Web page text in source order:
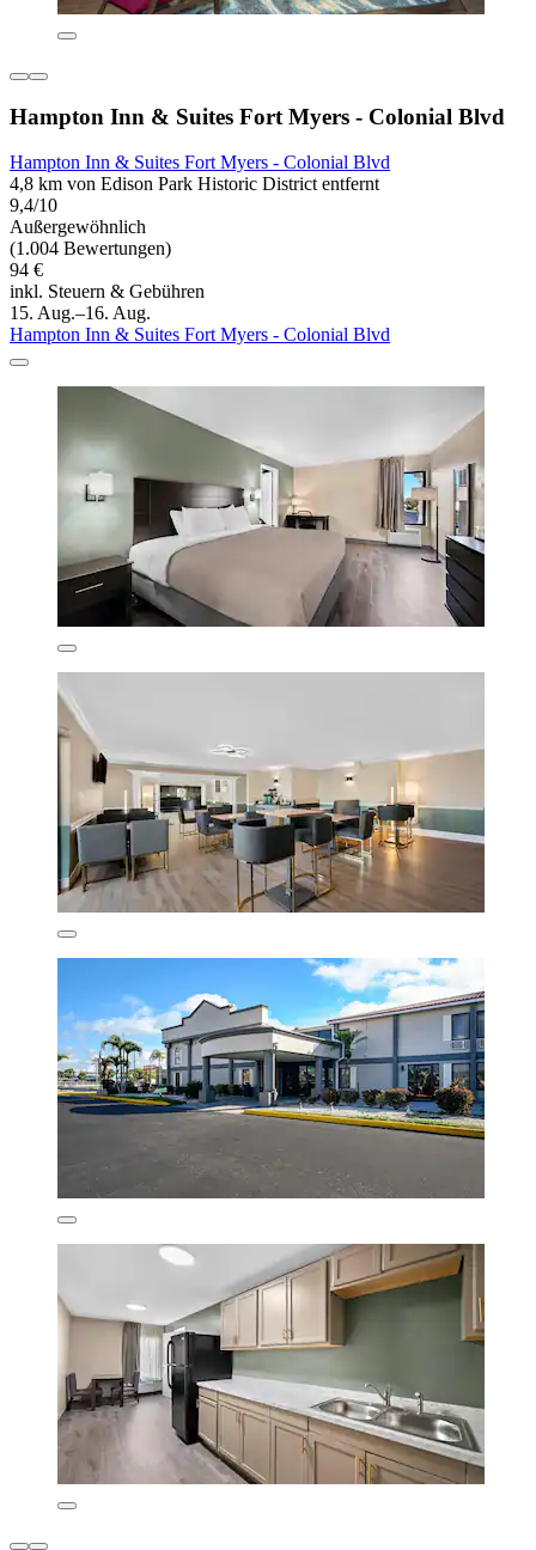
Hampton Inn & Suites Fort Myers - Colonial Blvd
Hampton Inn & Suites Fort Myers - Colonial Blvd
4,8 km von Edison Park Historic District entfernt
9,4/10
Außergewöhnlich
(1.004 Bewertungen)
94 €
inkl. Steuern & Gebühren
15. Aug.–16. Aug.
Hampton Inn & Suites Fort Myers - Colonial Blvd